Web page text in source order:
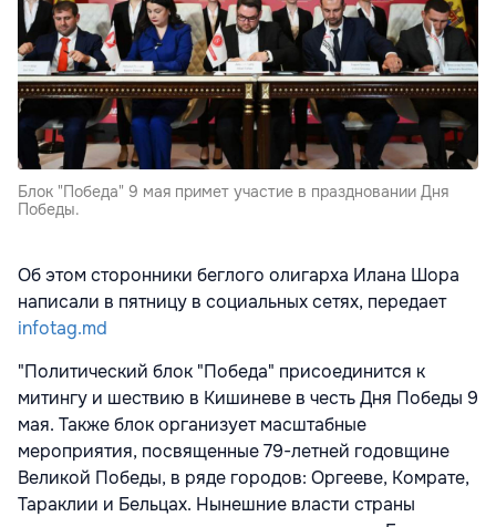
Блок "Победа" 9 мая примет участие в праздновании Дня
Победы.
Об этом сторонники беглого олигарха Илана Шора
написали в пятницу в социальных сетях, передает
infotag.md
"Политический блок "Победа" присоединится к
митингу и шествию в Кишиневе в честь Дня Победы 9
мая. Также блок организует масштабные
мероприятия, посвященные 79-летней годовщине
Великой Победы, в ряде городов: Оргееве, Комрате,
Тараклии и Бельцах. Нынешние власти страны